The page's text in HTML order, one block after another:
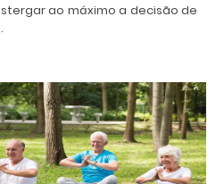
ao máximo a decisão de